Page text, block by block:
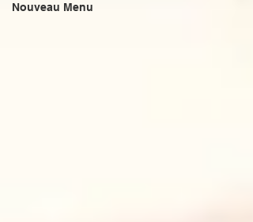
Nouveau Menu